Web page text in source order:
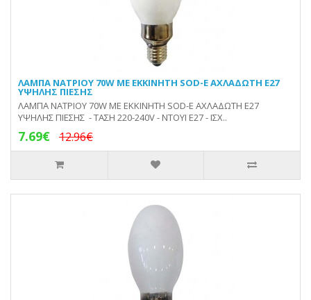
ΛΑΜΠΑ ΝΑΤΡΙΟΥ 70W ΜΕ ΕΚΚΙΝΗΤΗ SOD-E ΑΧΛΑΔΩΤΗ E27
ΥΨΗΛΗΣ ΠΙΕΣΗΣ
ΛΑΜΠΑ ΝΑΤΡΙΟΥ 70W ΜΕ ΕΚΚΙΝΗΤΗ SOD-E ΑΧΛΑΔΩΤΗ E27
ΥΨΗΛΗΣ ΠΙΕΣΗΣ - ΤΑΣΗ 220-240V - ΝΤΟΥΙ Ε27 - ΙΣΧ..
7.69€ 12.96€